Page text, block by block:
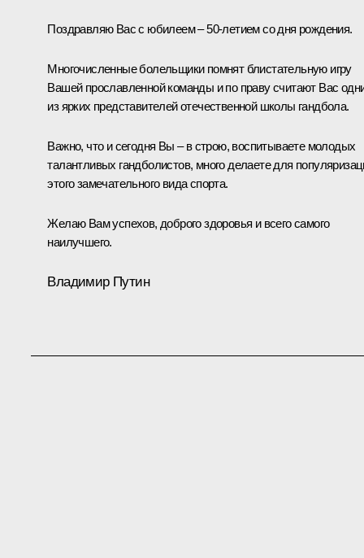
Поздравляю Вас с юбилеем – 50-летием со дня рождения.
Многочисленные болельщики помнят блистательную игру
Вашей прославленной команды и по праву считают Вас
из ярких представителей отечественной школы гандбола.
Важно, что и сегодня Вы – в строю, воспитываете молодых
талантливых гандболистов, много делаете для
этого замечательного вида спорта.
Желаю Вам успехов, доброго здоровья и всего самого
наилучшего.
Владимир Путин